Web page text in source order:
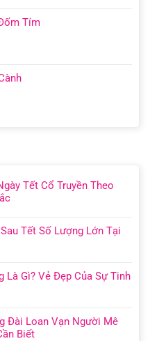
Tím
Tết Cổ Truyền Theo
Tết Số Lượng Lớn Tại
Là Gì? Vẻ Đẹp Của Sự Tinh
Đài Loan Vạn Người Mê
Biết